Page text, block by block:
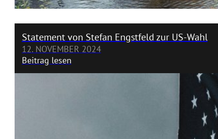
Statement von Stefan Engstfeld zur US-Wahl
12. NOVEMBER 2024
Beitrag lesen